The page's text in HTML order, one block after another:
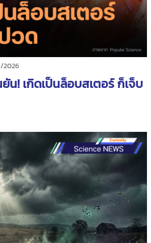
2026
น! เกิดเป็นล็อบสเตอร์ ก็เจ็บ